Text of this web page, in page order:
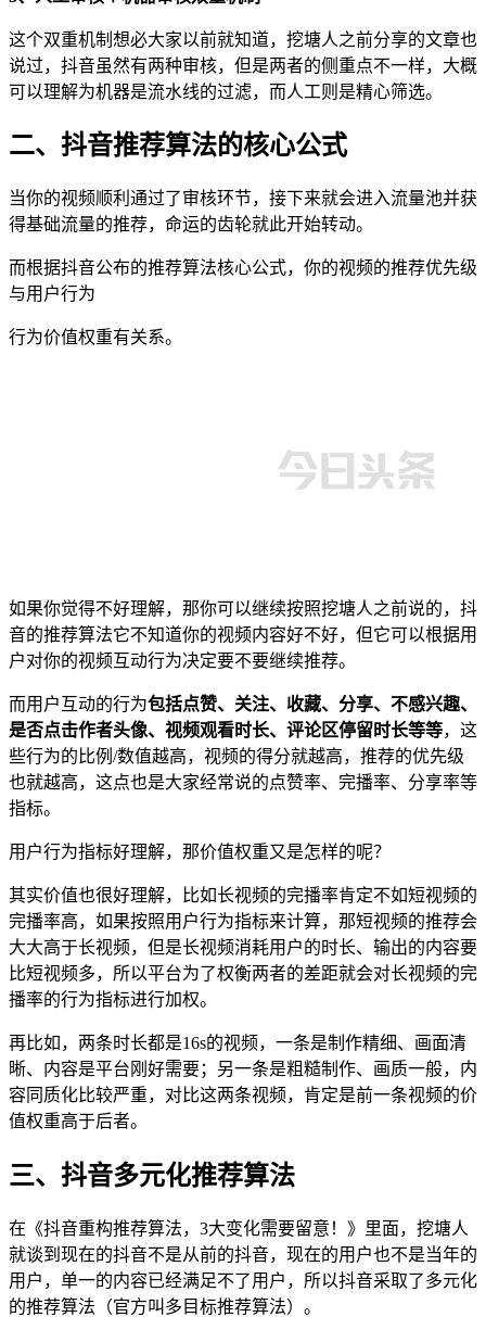
这个双重机制想必大家以前就知道，挖塘人之前分享的文章也
说过，抖音虽然有两种审核，但是两者的侧重点不一样，大概
可以理解为机器是流水线的过滤，而人工则是精心筛选。
二、抖音推荐算法的核心公式
当你的视频顺利通过了审核环节，接下来就会进入流量池并获
得基础流量的推荐，命运的齿轮就此开始转动。
而根据抖音公布的推荐算法核心公式，你的视频的推荐优先级
与用户行为
行为价值权重有关系。
如果你觉得不好理解，那你可以继续按照挖塘人之前说的，抖
音的推荐算法它不知道你的视频内容好不好，但它可以根据用
户对你的视频互动行为决定要不要继续推荐。
而用户互动的行为包括点赞、关注、收藏、分享、不感兴趣、
是否点击作者头像、视频观看时长、评论区停留时长等等，这
些行为的比例/数值越高，视频的得分就越高，推荐的优先级
也就越高，这点也是大家经常说的点赞率、完播率、分享率等
指标。
用户行为指标好理解，那价值权重又是怎样的呢？
其实价值也很好理解，比如长视频的完播率肯定不如短视频的
完播率高，如果按照用户行为指标来计算，那短视频的推荐会
大大高于长视频，但是长视频消耗用户的时长、输出的内容要
比短视频多，所以平台为了权衡两者的差距就会对长视频的完
播率的行为指标进行加权。
再比如，两条时长都是16s的视频，一条是制作精细、画面清
晰、内容是平台刚好需要；另一条是粗糙制作、画质一般，内
容同质化比较严重，对比这两条视频，肯定是前一条视频的价
值权重高于后者。
三、抖音多元化推荐算法
在《抖音重构推荐算法，3大变化需要留意！》里面，挖塘人
就谈到现在的抖音不是从前的抖音，现在的用户也不是当年的
用户，单一的内容已经满足不了用户，所以抖音采取了多元化
的推荐算法（官方叫多目标推荐算法）。